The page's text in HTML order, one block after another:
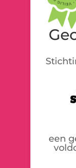
een